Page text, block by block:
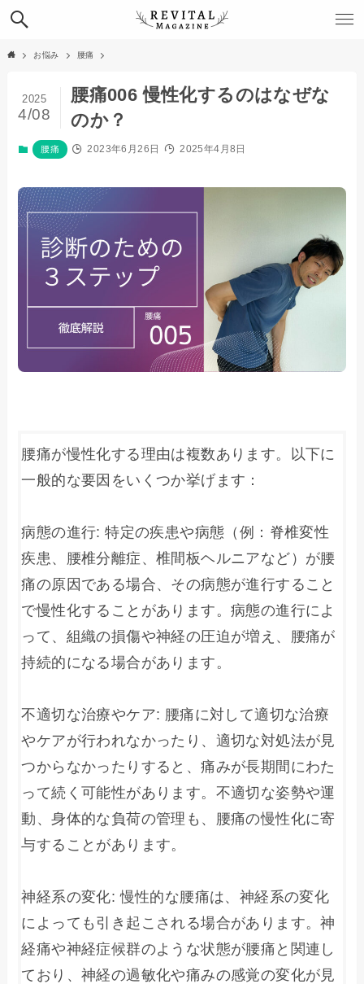
お悩み 腰痛
腰痛006 慢性化するのはなぜな
のか？
2025
4/08
腰痛 2023年6月26日 2025年4月8日
腰痛が慢性化する理由は複数あります。以下に
一般的な要因をいくつか挙げます：
病態の進行: 特定の疾患や病態（例：脊椎変性
疾患、腰椎分離症、椎間板ヘルニアなど）が腰
痛の原因である場合、その病態が進行すること
で慢性化することがあります。病態の進行によ
って、組織の損傷や神経の圧迫が増え、腰痛が
持続的になる場合があります。
不適切な治療やケア: 腰痛に対して適切な治療
やケアが行われなかったり、適切な対処法が見
つからなかったりすると、痛みが長期間にわた
って続く可能性があります。不適切な姿勢や運
動、身体的な負荷の管理も、腰痛の慢性化に寄
与することがあります。
神経系の変化: 慢性的な腰痛は、神経系の変化
によっても引き起こされる場合があります。神
経痛や神経症候群のような状態が腰痛と関連し
ており、神経の過敏化や痛みの感覚の変化が見